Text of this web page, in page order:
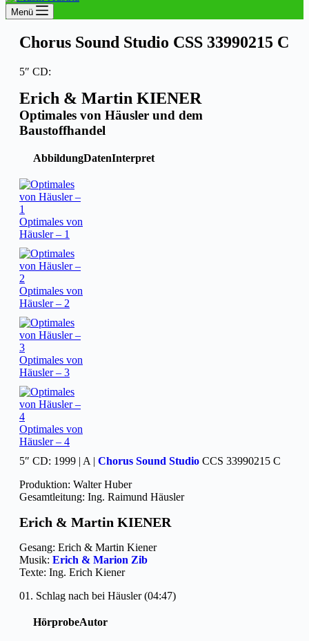
Menü
Chorus Sound Studio CSS 33990215 C
5″ CD:
Erich & Martin KIENER
Optimales von Häusler und dem
Baustoffhandel
AbbildungDatenInterpret
Optimales von
Häusler – 1
Optimales von
Häusler – 2
Optimales von
Häusler – 3
Optimales von
Häusler – 4
5″ CD: 1999 | A | Chorus Sound Studio CCS 33990215 C
Produktion: Walter Huber
Gesamtleitung: Ing. Raimund Häusler
Erich & Martin KIENER
Gesang: Erich & Martin Kiener
Musik: Erich & Marion Zib
Texte: Ing. Erich Kiener
01. Schlag nach bei Häusler (04:47)
HörprobeAutor